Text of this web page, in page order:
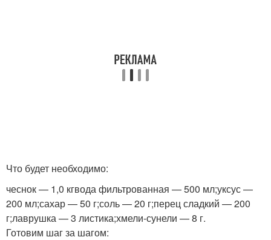
Что будет необходимо:
чеснок — 1,0 кгвода фильтрованная — 500 мл;уксус —
200 мл;сахар — 50 г;соль — 20 г;перец сладкий — 200
г;лаврушка — 3 листика;хмели-сунели — 8 г.
Готовим шаг за шагом: